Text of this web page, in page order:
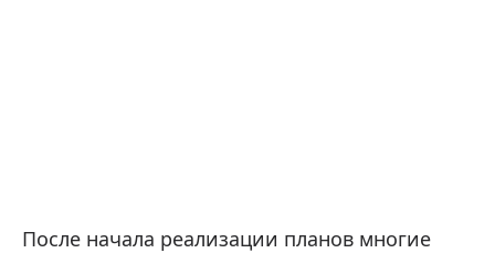
После начала реализации планов многие